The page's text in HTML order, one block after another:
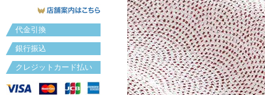
代金引換
銀行振込
クレジットカード払い